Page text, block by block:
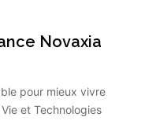
Novaxia
pour mieux vivre
et Technologies